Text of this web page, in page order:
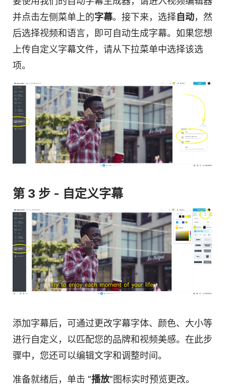
并点击左侧菜单上的字幕。接下来，选择自动，然
后选择视频和语言，即可自动生成字幕。如果您想
上传自定义字幕文件，请从下拉菜单中选择该选
项。
第 3 步 - 自定义字幕
添加字幕后，可通过更改字幕字体、颜色、大小等
进行自定义，以匹配您的品牌和视频美感。在此步
骤中，您还可以编辑文字和调整时间。
准备就绪后，单击 "播放"图标实时预览更改。